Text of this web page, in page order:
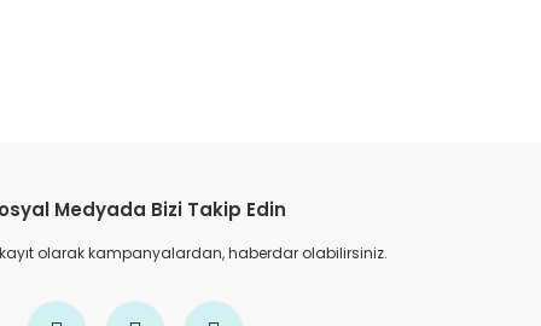
Medyada Bizi Takip Edin
olarak kampanyalardan, haberdar olabilirsiniz.